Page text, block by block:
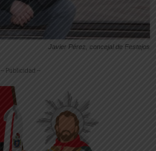
Javier Pérez, concejal de Festejos
-- Publicidad --